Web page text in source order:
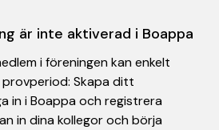
är inte aktiverad i Boappa
i föreningen kan enkelt
Skapa ditt
in i Boappa och registrera
in dina kollegor och börja